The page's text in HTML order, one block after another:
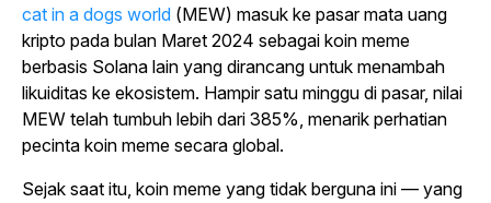
cat in a dogs world (MEW) masuk ke pasar mata uang
kripto pada bulan Maret 2024 sebagai koin meme
berbasis Solana lain yang dirancang untuk menambah
likuiditas ke ekosistem. Hampir satu minggu di pasar, nilai
MEW telah tumbuh lebih dari 385%, menarik perhatian
pecinta koin meme secara global.
Sejak saat itu, koin meme yang tidak berguna ini — yang